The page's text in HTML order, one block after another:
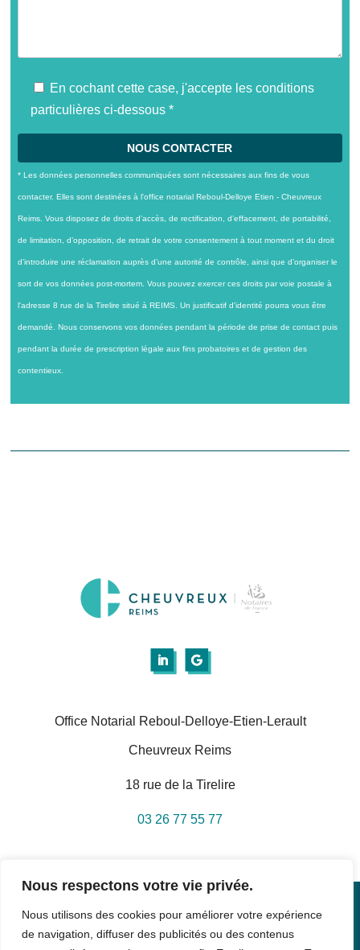
Nous respectons votre vie privée.
Nous utilisons des cookies pour améliorer votre expérience
de navigation, diffuser des publicités ou des contenus
En cochant cette case, j'accepte les conditions
particulières ci-dessous *
* Les données personnelles communiquées sont nécessaires aux fins de vous
contacter. Elles sont destinées à l'office notarial Reboul-Delloye Etien - Cheuvreux
Reims. Vous disposez de droits d’accès, de rectification, d’effacement, de portabilité,
de limitation, d’opposition, de retrait de votre consentement à tout moment et du droit
d’introduire une réclamation auprès d’une autorité de contrôle, ainsi que d’organiser le
sort de vos données post-mortem. Vous pouvez exercer ces droits par voie postale à
l'adresse 8 rue de la Tirelire situé à REIMS. Un justificatif d'identité pourra vous être
demandé. Nous conservons vos données pendant la période de prise de contact puis
pendant la durée de prescription légale aux fins probatoires et de gestion des
contentieux.
Office Notarial Reboul-Delloye-Etien-Lerault
Cheuvreux Reims
18 rue de la Tirelire
03 26 77 55 77